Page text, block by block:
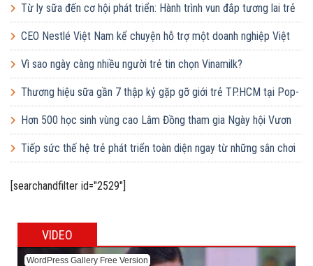
Từ ly sữa đến cơ hội phát triển: Hành trình vun đắp tương lai trẻ
em Việt của Vinamilk
CEO Nestlé Việt Nam kể chuyện hỗ trợ một doanh nghiệp Việt
tăng quy mô gấp 10 lần
Vì sao ngày càng nhiều người trẻ tin chọn Vinamilk?
Thương hiệu sữa gần 7 thập kỷ gặp gỡ giới trẻ TP.HCM tại Pop-
up ‘Thưởng vị hè’
Hơn 500 học sinh vùng cao Lâm Đồng tham gia Ngày hội Vươn
cao Việt Nam
Tiếp sức thế hệ trẻ phát triển toàn diện ngay từ những sân chơi
[searchandfilter id="2529"]
VIDEO
WordPress Gallery Free Version